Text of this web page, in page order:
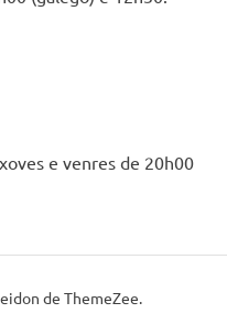
e venres de 20h00
de ThemeZee.